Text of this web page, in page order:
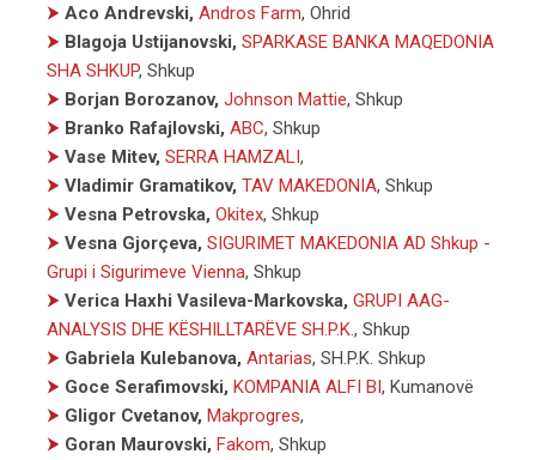
⮞ Aco Andrevski, Andros Farm, Ohrid
⮞ Blagoja Ustijanovski, SPARKASE BANKA MAQEDONIA
SHA SHKUP, Shkup
⮞ Borjan Borozanov, Johnson Mattie, Shkup
⮞ Branko Rafajlovski, ABC, Shkup
⮞ Vase Mitev, SERRA HAMZALI,
⮞ Vladimir Gramatikov, TAV MAKEDONIA, Shkup
⮞ Vesna Petrovska, Okitex, Shkup
⮞ Vesna Gjorçeva, SIGURIMET MAKEDONIA AD Shkup -
Grupi i Sigurimeve Vienna, Shkup
⮞ Verica Haxhi Vasileva-Markovska, GRUPI AAG-
ANALYSIS DHE KËSHILLTARËVE SH.P.K., Shkup
⮞ Gabriela Kulebanova, Antarias, SH.P.K. Shkup
⮞ Goce Serafimovski, KOMPANIA ALFI BI, Kumanovë
⮞ Gligor Cvetanov, Makprogres,
⮞ Goran Maurovski, Fakom, Shkup